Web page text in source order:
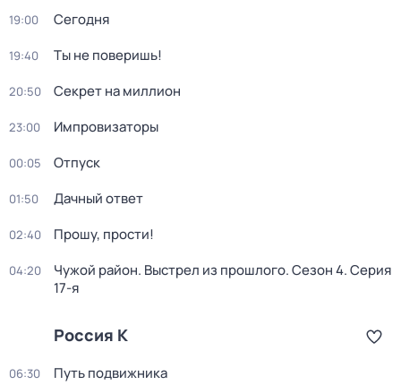
19:00 Сегодня
19:40 Ты не поверишь!
20:50 Секрет на миллион
23:00 Импровизаторы
00:05 Отпуск
01:50 Дачный ответ
02:40 Прошу, прости!
04:20 Чужой район. Выстрел из прошлого. Сезон 4. Серия
17-я
Россия К
06:30 Путь подвижника